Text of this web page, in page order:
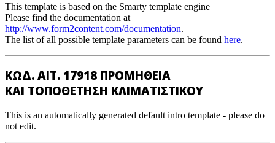
This template is based on the Smarty template engine
Please find the documentation at
http://www.form2content.com/documentation.
The list of all possible template parameters can be found here.
ΚΩΔ. ΑΙΤ. 17918 ΠΡΟΜΗΘΕΙΑ
ΚΑΙ ΤΟΠΟΘΕΤΗΣΗ ΚΛΙΜΑΤΙΣΤΙΚΟΥ
This is an automatically generated default intro template - please do
not edit.